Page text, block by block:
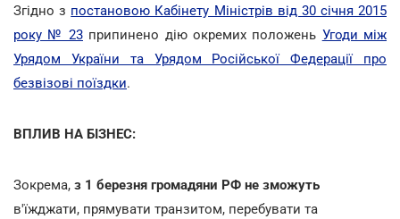
Згідно з постановою Кабінету Міністрів від 30 січня 2015
року № 23 припинено дію окремих положень Угоди між
Урядом України та Урядом Російської Федерації про
безвізові поїздки.
ВПЛИВ НА БІЗНЕС:
Зокрема, з 1 березня громадяни РФ не зможуть
в'їжджати, прямувати транзитом, перебувати та